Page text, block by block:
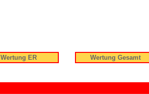
Wertung ER Wertung Gesamt